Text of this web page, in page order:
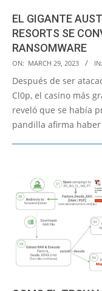
EL GIGANTE
RESORTS SE
RANSOMWARE
2023-
03-
29
ON: MARCH 29, 2023 IN:
Después de ser
Cl0p, el casino más
reveló que se había
pandilla afirma haber